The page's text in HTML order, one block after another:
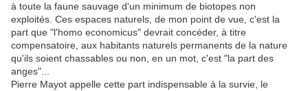
à toute la faune sauvage d'un minimum de biotopes non
exploités. Ces espaces naturels, de mon point de vue, c'est la
part que "l'homo economicus" devrait concéder, à titre
compensatoire, aux habitants naturels permanents de la nature
qu'ils soient chassables ou non, en un mot, c'est "la part des
anges"...
Pierre Mayot appelle cette part indispensable à la survie, le